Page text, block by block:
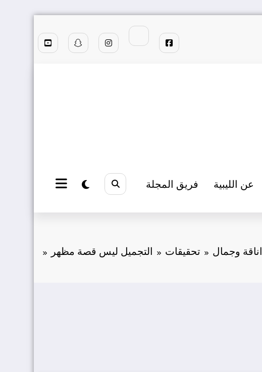
عن الليبية فريق المجلة
اناقة وجمال تحقيقات التجميل ليس قصة مظهر